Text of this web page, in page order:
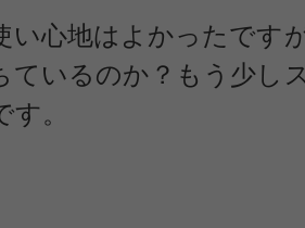
い心地はよかったです
ているのか？もう少し
。